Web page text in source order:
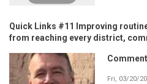
Quick Links #11 Improving
from reaching every district,
Fri, 03/20/